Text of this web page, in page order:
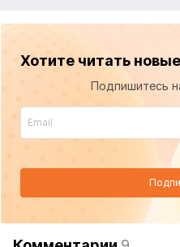
Хотите читать
Подпишитесь